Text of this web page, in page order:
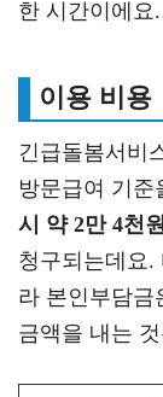
한 시간이에요.
이용 비용
긴급돌봄서비
방문급여 기준
시 약 2만 4천
청구되는데요.
라 본인부담금
금액을 내는